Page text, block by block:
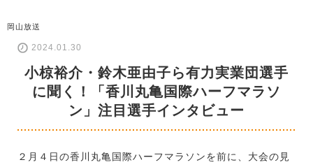
岡山放送
2024.01.30
小椋裕介・鈴木亜由子ら有力実業団選手
に聞く！「香川丸亀国際ハーフマラソ
ン」注目選手インタビュー
２月４日の香川丸亀国際ハーフマラソンを前に、大会の見